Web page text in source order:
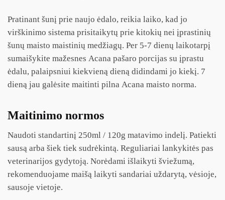
Pratinant šunį prie naujo ėdalo, reikia laiko, kad jo
virškinimo sistema prisitaikytų prie kitokių nei įprastinių
šunų maisto maistinių medžiagų. Per 5-7 dienų laikotarpį
sumaišykite mažesnes Acana pašaro porcijas su įprastu
ėdalu, palaipsniui kiekvieną dieną didindami jo kiekį. 7
dieną jau galėsite maitinti pilna Acana maisto norma.
Maitinimo normos
Naudoti standartinį 250ml / 120g matavimo indelį. Patiekti
sausą arba šiek tiek sudrėkintą. Reguliariai lankykitės pas
veterinarijos gydytoją. Norėdami išlaikyti šviežumą,
rekomenduojame maišą laikyti sandariai uždarytą, vėsioje,
sausoje vietoje.